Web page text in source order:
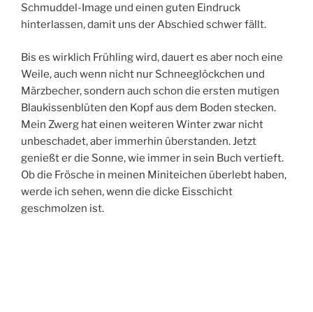
Schmuddel-Image und einen guten Eindruck
hinterlassen, damit uns der Abschied schwer fällt.
Bis es wirklich Frühling wird, dauert es aber noch eine
Weile, auch wenn nicht nur Schneeglöckchen und
Märzbecher, sondern auch schon die ersten mutigen
Blaukissenblüten den Kopf aus dem Boden stecken.
Mein Zwerg hat einen weiteren Winter zwar nicht
unbeschadet, aber immerhin überstanden. Jetzt
genießt er die Sonne, wie immer in sein Buch vertieft.
Ob die Frösche in meinen Miniteichen überlebt haben,
werde ich sehen, wenn die dicke Eisschicht
geschmolzen ist.